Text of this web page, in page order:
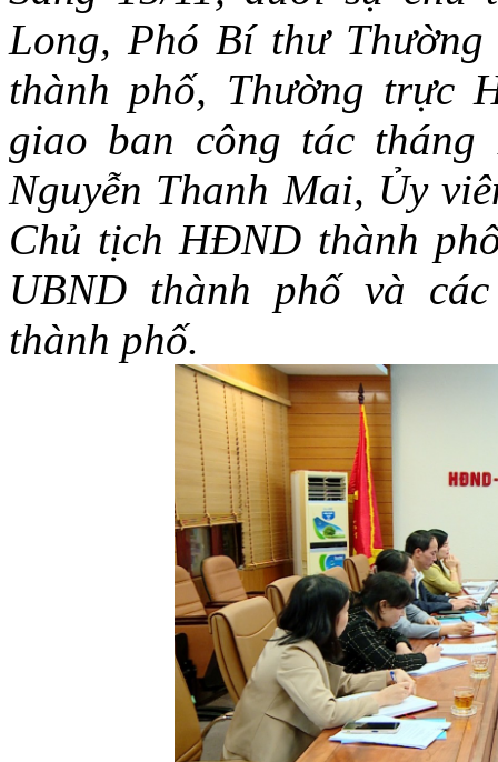
Long, Phó Bí thư
thành phố, Thường trực
giao ban công tác tháng
Nguyễn Thanh Mai, Ủy
Chủ tịch HĐND thành
UBND thành phố và
thành phố.